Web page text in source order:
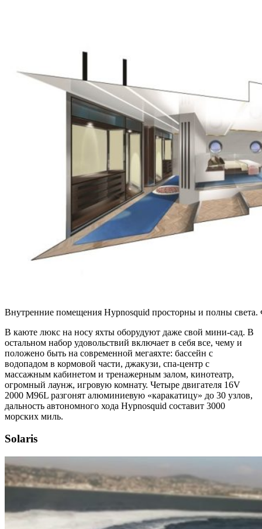
Внутренние помещения Hypnosquid просторны и полны
В каюте люкс на носу яхты оборудуют даже свой мини-сад. В
остальном набор удовольствий включает в себя все, чему и
положено быть на современной мегаяхте: бассейн с
водопадом в кормовой части, джакузи, спа-центр с
массажным кабинетом и тренажерным залом, кинотеатр,
огромный лаунж, игровую комнату. Четыре двигателя 16V
2000 M96L разгонят алюминиевую «каракатицу» до 30 узлов,
дальность автономного хода Hypnosquid составит 3000
морских миль.
Solaris